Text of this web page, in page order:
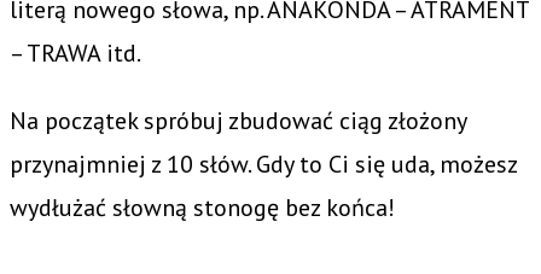
literą nowego słowa, np. ANAKONDA – ATRAMENT
– TRAWA itd.
Na początek spróbuj zbudować ciąg złożony
przynajmniej z 10 słów. Gdy to Ci się uda, możesz
wydłużać słowną stonogę bez końca!